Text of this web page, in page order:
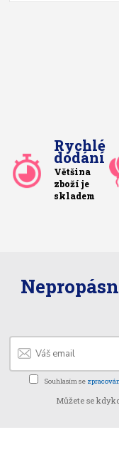
Rychlé
dodání
Většina
zboží je
skladem
Souhlasím se
Můžete se